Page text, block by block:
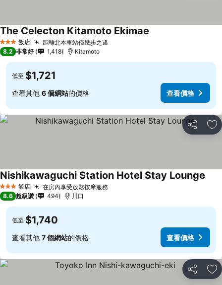
3 星級 飯店 距離北本車站僅幾步之遙
The Celecton Kitamoto Ekimae
8.2 非常好 1,418 Kitamoto
低至 $1,721
查看其他 6 個網站的價格 查看價格
分享 加
3 星級 飯店 在房內享受放鬆按摩服務
Nishikawaguchi Station Hotel Stay Lounge
8.6 超級讚 494 川口
低至 $1,740
查看其他 7 個網站的價格 查看價格
分享 加